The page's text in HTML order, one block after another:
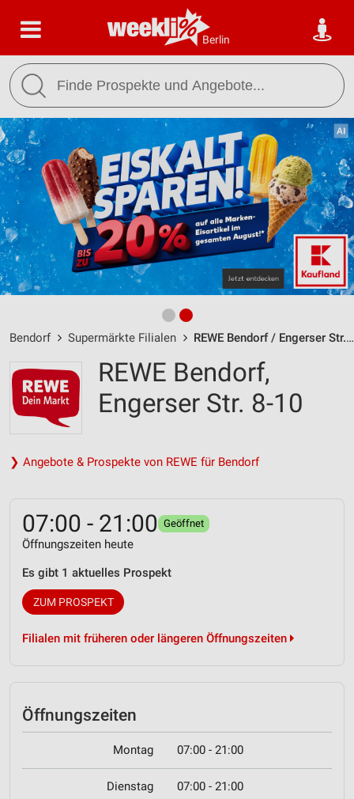
Berlin
Bendorf Supermärkte Filialen REWE Bendorf / Engerser Str. 8-10 - Öffnungszeiten & Adresse
REWE Bendorf,
Engerser Str. 8-10
❯ Angebote & Prospekte von REWE für Bendorf
07:00 - 21:00 Geöffnet
Öffnungszeiten heute
Es gibt 1 aktuelles Prospekt
ZUM PROSPEKT
Filialen mit früheren oder längeren Öffnungszeiten
Öffnungszeiten
Montag 07:00 - 21:00
Dienstag 07:00 - 21:00